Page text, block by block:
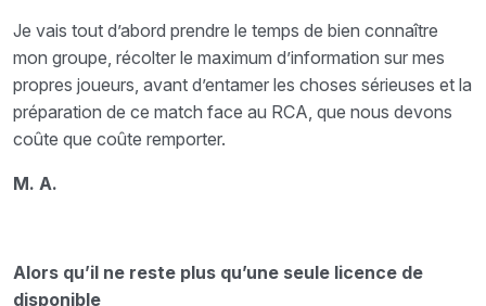
Je vais tout d’abord prendre le temps de bien connaître
mon groupe, récolter le maximum d’information sur mes
propres joueurs, avant d’entamer les choses sérieuses et la
préparation de ce match face au RCA, que nous devons
coûte que coûte remporter.
M. A.
Alors qu’il ne reste plus qu’une seule licence de
disponible